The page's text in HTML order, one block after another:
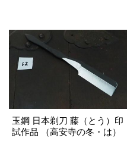
玉鋼 日本剃刀 藤（とう）印
試作品 （高安寺の冬・は）